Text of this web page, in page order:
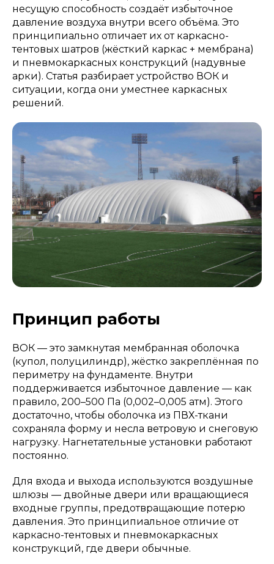
несущую способность создаёт избыточное
давление воздуха внутри всего объёма. Это
принципиально отличает их от каркасно-
тентовых шатров (жёсткий каркас + мембрана)
и пневмокаркасных конструкций (надувные
арки). Статья разбирает устройство ВОК и
ситуации, когда они уместнее каркасных
решений.
Принцип работы
ВОК — это замкнутая мембранная оболочка
(купол, полуцилиндр), жёстко закреплённая по
периметру на фундаменте. Внутри
поддерживается избыточное давление — как
правило, 200–500 Па (0,002–0,005 атм). Этого
достаточно, чтобы оболочка из ПВХ-ткани
сохраняла форму и несла ветровую и снеговую
нагрузку. Нагнетательные установки работают
постоянно.
Для входа и выхода используются воздушные
шлюзы — двойные двери или вращающиеся
входные группы, предотвращающие потерю
давления. Это принципиальное отличие от
каркасно-тентовых и пневмокаркасных
конструкций, где двери обычные.